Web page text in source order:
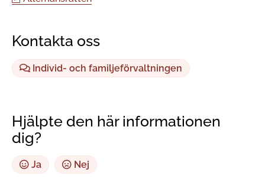
Kontakta oss
Individ- och familjeförvaltningen
Hjälpte den här informationen
dig?
Ja Nej